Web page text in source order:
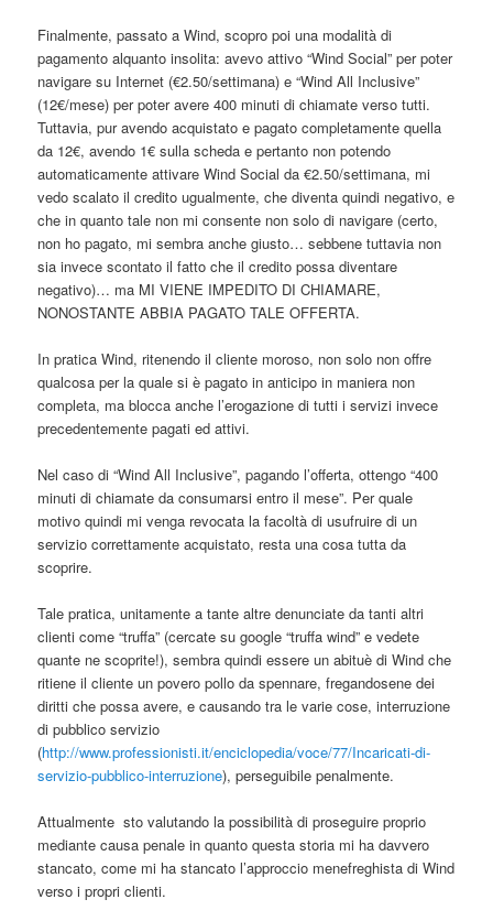
Finalmente, passato a Wind, scopro poi una modalità di
pagamento alquanto insolita: avevo attivo “Wind Social” per poter
navigare su Internet (€2.50/settimana) e “Wind All Inclusive”
(12€/mese) per poter avere 400 minuti di chiamate verso tutti.
Tuttavia, pur avendo acquistato e pagato completamente quella
da 12€, avendo 1€ sulla scheda e pertanto non potendo
automaticamente attivare Wind Social da €2.50/settimana, mi
vedo scalato il credito ugualmente, che diventa quindi negativo, e
che in quanto tale non mi consente non solo di navigare (certo,
non ho pagato, mi sembra anche giusto… sebbene tuttavia non
sia invece scontato il fatto che il credito possa diventare
negativo)… ma MI VIENE IMPEDITO DI CHIAMARE,
NONOSTANTE ABBIA PAGATO TALE OFFERTA.
In pratica Wind, ritenendo il cliente moroso, non solo non offre
qualcosa per la quale si è pagato in anticipo in maniera non
completa, ma blocca anche l’erogazione di tutti i servizi invece
precedentemente pagati ed attivi.
Nel caso di “Wind All Inclusive”, pagando l’offerta, ottengo “400
minuti di chiamate da consumarsi entro il mese”. Per quale
motivo quindi mi venga revocata la facoltà di usufruire di un
servizio correttamente acquistato, resta una cosa tutta da
scoprire.
Tale pratica, unitamente a tante altre denunciate da tanti altri
clienti come “truffa” (cercate su google “truffa wind” e vedete
quante ne scoprite!), sembra quindi essere un abituè di Wind che
ritiene il cliente un povero pollo da spennare, fregandosene dei
diritti che possa avere, e causando tra le varie cose, interruzione
di pubblico servizio
(http://www.professionisti.it/enciclopedia/voce/77/Incaricati-di-
servizio-pubblico-interruzione), perseguibile penalmente.
Attualmente sto valutando la possibilità di proseguire proprio
mediante causa penale in quanto questa storia mi ha davvero
stancato, come mi ha stancato l’approccio menefreghista di Wind
verso i propri clienti.